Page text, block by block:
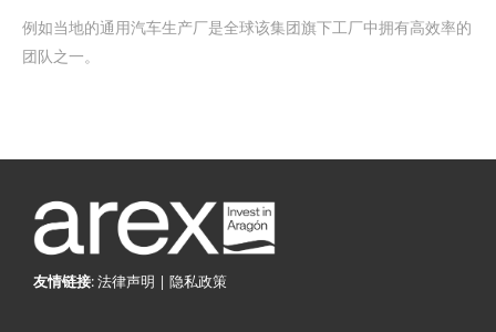
例如当地的通用汽车生产厂是全球该集团旗下工厂中拥有高效率的
团队之一。
友情链接:法律声明 | 隐私政策